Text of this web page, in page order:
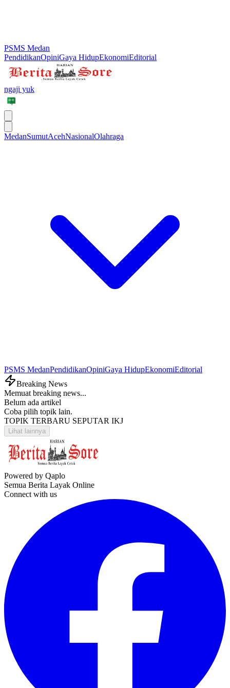
PSMS Medan
PendidikanOpiniGaya HidupEkonomiEditorial
ngaji yuk
MedanSumutAcehNasionalOlahraga
PSMS MedanPendidikanOpiniGaya HidupEkonomiEditorial
Breaking News
Memuat breaking news...
Belum ada artikel
Coba pilih topik lain.
TOPIK TERBARU SEPUTAR IKJ
Lihat lainnya
Powered by Qaplo
Semua Berita Layak Online
Connect with us